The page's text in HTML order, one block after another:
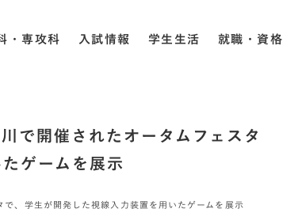
・専攻科 入試情報 学生生活 就職・資格
で開催されたオータムフェスタ
ゲームを展示
、学生が開発した視線入力装置を用いたゲームを展示